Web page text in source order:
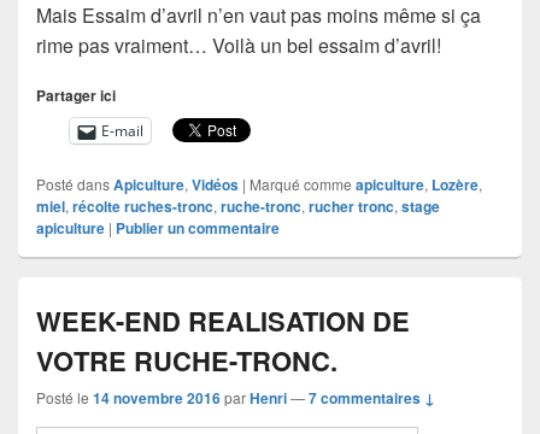
Mais Essaim d’avril n’en vaut pas moins même si ça
rime pas vraiment… Voilà un bel essaim d’avril!
Partager ici
E-mail
Posté dansApiculture, Vidéos | Marqué comme apiculture, Lozère,
miel, récolte ruches-tronc, ruche-tronc, rucher tronc, stage
apiculture | Publier un commentaire
WEEK-END REALISATION DE
VOTRE RUCHE-TRONC.
Posté le 14 novembre 2016parHenri—7 commentaires ↓